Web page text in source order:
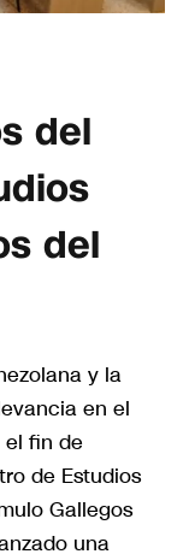
del
del
y la
en el
el fin de
de Estudios
Gallegos
una